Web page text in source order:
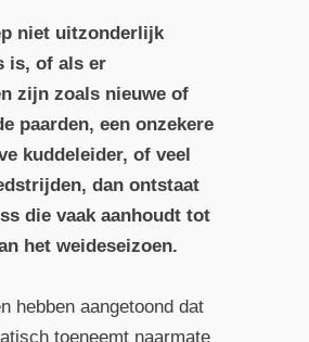
niet uitzonderlijk
is, of als er
zijn zoals nieuwe of
paarden, een onzekere
kuddeleider, of veel
dan ontstaat
die vaak aanhoudt tot
het weideseizoen.
hebben aangetoond dat
toeneemt naarmate